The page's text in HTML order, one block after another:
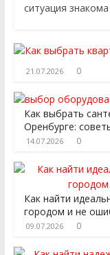
ситуация знакома
21.07.2026 0
Как выбрать
Оренбурге:
14.07.2026 0
Как найти
городом и не
09.07.2026 0